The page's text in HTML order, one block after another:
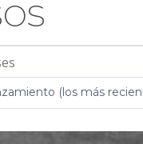
(los más